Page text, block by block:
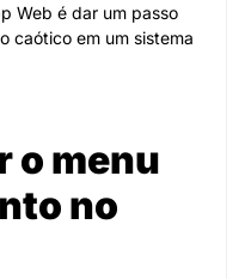
Web é dar um passo
caótico em um sistema
o menu
no